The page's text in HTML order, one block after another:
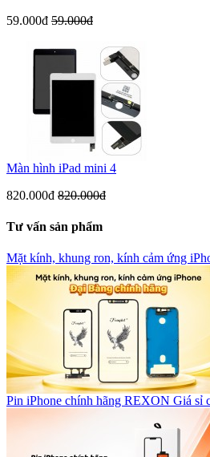
59.000đ 59.000đ
Màn hình iPad mini 4
820.000đ 820.000đ
Tư vấn sản phẩm
Mặt kính, khung ron, kính cảm ứng
Pin iPhone chính hãng REXON Giá sỉ